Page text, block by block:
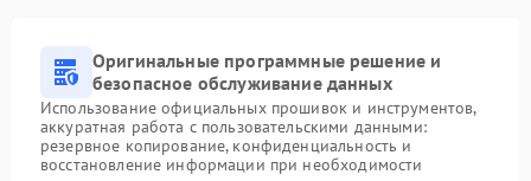
Оригинальные программные решение и
безопасное обслуживание данных
Использование официальных прошивок и инструментов,
аккуратная работа с пользовательскими данными:
резервное копирование, конфиденциальность и
восстановление информации при необходимости